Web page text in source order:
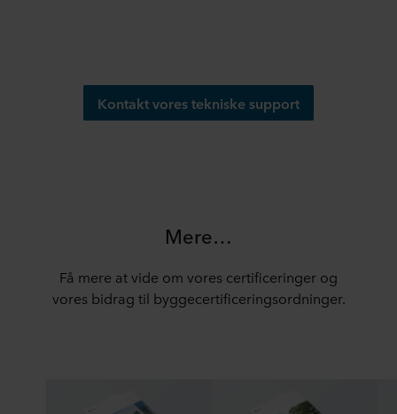
Kontakt vores tekniske support
Mere…
Få mere at vide om vores certificeringer og
vores bidrag til byggecertificeringsordninger.